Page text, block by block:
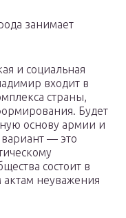
занимает
и социальная
входит в
страны,
Будет
основу армии и
вариант — это
состоит в
неуважения